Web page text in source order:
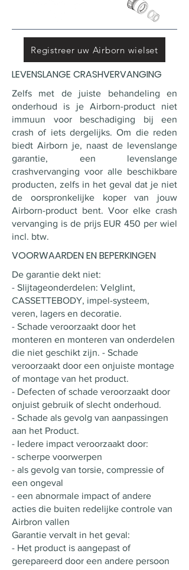
Registreer uw Airborn wielset
LEVENSLANGE CRASHVERVANGING
Zelfs met de juiste behandeling en
onderhoud is je Airborn-product niet
immuun voor beschadiging bij een
crash of iets dergelijks. Om die reden
biedt Airborn je, naast de levenslange
garantie, een levenslange
crashvervanging voor alle beschikbare
producten, zelfs in het geval dat je niet
de oorspronkelijke koper van jouw
Airborn-product bent. Voor elke crash
vervanging is de prijs EUR 450 per wiel
incl. btw.
VOORWAARDEN EN BEPERKINGEN
De garantie dekt niet:
- Slijtageonderdelen: Velglint,
CASSETTEBODY, impel-systeem,
veren, lagers en decoratie.
- Schade veroorzaakt door het
monteren en monteren van onderdelen
die niet geschikt zijn. - Schade
veroorzaakt door een onjuiste montage
of montage van het product.
- Defecten of schade veroorzaakt door
onjuist gebruik of slecht onderhoud.
- Schade als gevolg van aanpassingen
aan het Product.
- Iedere impact veroorzaakt door:
- scherpe voorwerpen
- als gevolg van torsie, compressie of
een ongeval
- een abnormale impact of andere
acties die buiten redelijke controle van
Airbron vallen
Garantie vervalt in het geval:
- Het product is aangepast of
gerepareerd door een andere persoon